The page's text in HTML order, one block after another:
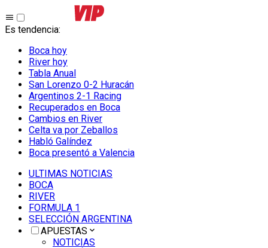
Es tendencia:
Boca hoy
River hoy
Tabla Anual
San Lorenzo 0-2 Huracán
Argentinos 2-1 Racing
Recuperados en Boca
Cambios en River
Celta va por Zeballos
Habló Galíndez
Boca presentó a Valencia
ULTIMAS NOTICIAS
BOCA
RIVER
FORMULA 1
SELECCIÓN ARGENTINA
APUESTAS
NOTICIAS